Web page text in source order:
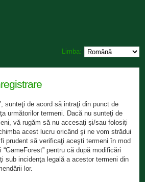
Limba:
sunteţi de acord să intraţi din punct de
următorilor termeni. Dacă nu sunteţi de
vă rugăm să nu accesaţi şi/sau folosiţi
acest lucru oricând şi ne vom strădui
prudent să verificaţi aceşti termeni în mod
pentru că după modificări
sub incidenţa legală a acestor termeni din
lor.